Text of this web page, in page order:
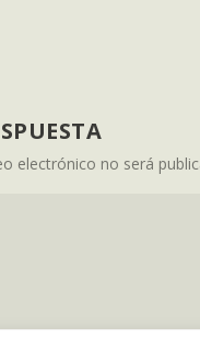
electrónico no será